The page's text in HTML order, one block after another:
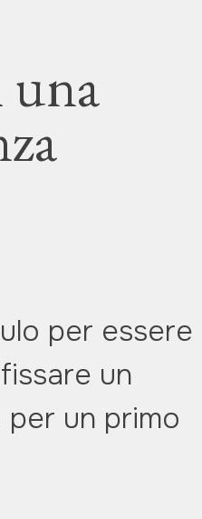
per essere
un
un primo